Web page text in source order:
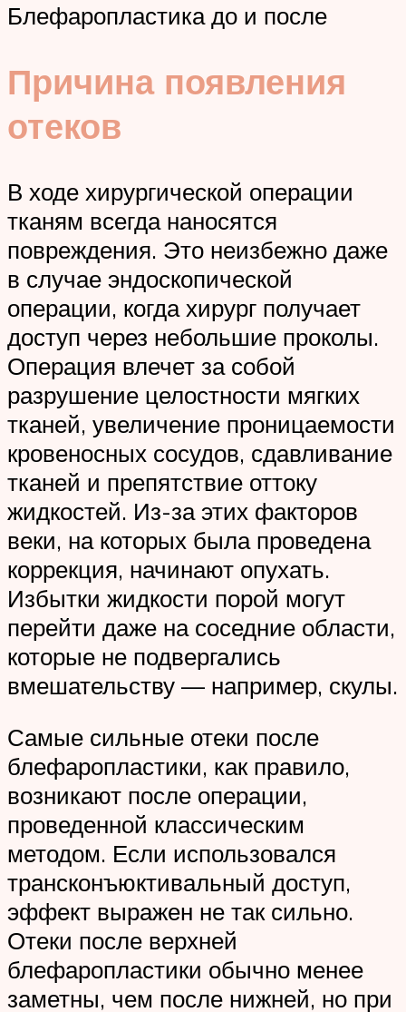
Блефаропластика до и после
Причина появления
отеков
В ходе хирургической операции
тканям всегда наносятся
повреждения. Это неизбежно даже
в случае эндоскопической
операции, когда хирург получает
доступ через небольшие проколы.
Операция влечет за собой
разрушение целостности мягких
тканей, увеличение проницаемости
кровеносных сосудов, сдавливание
тканей и препятствие оттоку
жидкостей. Из-за этих факторов
веки, на которых была проведена
коррекция, начинают опухать.
Избытки жидкости порой могут
перейти даже на соседние области,
которые не подвергались
вмешательству — например, скулы.
Самые сильные отеки после
блефаропластики, как правило,
возникают после операции,
проведенной классическим
методом. Если использовался
трансконъюктивальный доступ,
эффект выражен не так сильно.
Отеки после верхней
блефаропластики обычно менее
заметны, чем после нижней, но при